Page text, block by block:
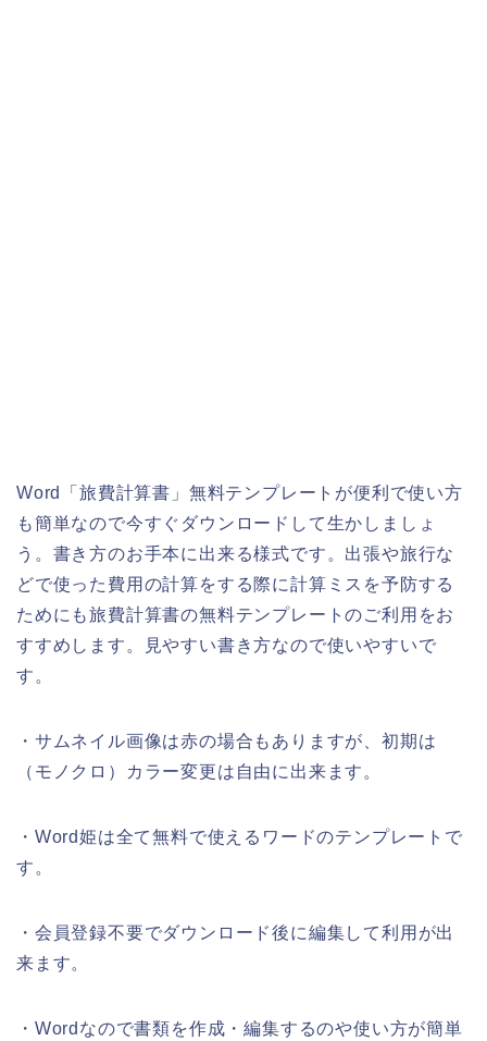
Word「旅費計算書」無料テンプレートが便利で使い方
も簡単なので今すぐダウンロードして生かしましょ
う。書き方のお手本に出来る様式です。出張や旅行な
どで使った費用の計算をする際に計算ミスを予防する
ためにも旅費計算書の無料テンプレートのご利用をお
すすめします。見やすい書き方なので使いやすいで
す。
・サムネイル画像は赤の場合もありますが、初期は
（モノクロ）カラー変更は自由に出来ます。
・Word姫は全て無料で使えるワードのテンプレートで
す。
・会員登録不要でダウンロード後に編集して利用が出
来ます。
・Wordなので書類を作成・編集するのや使い方が簡単